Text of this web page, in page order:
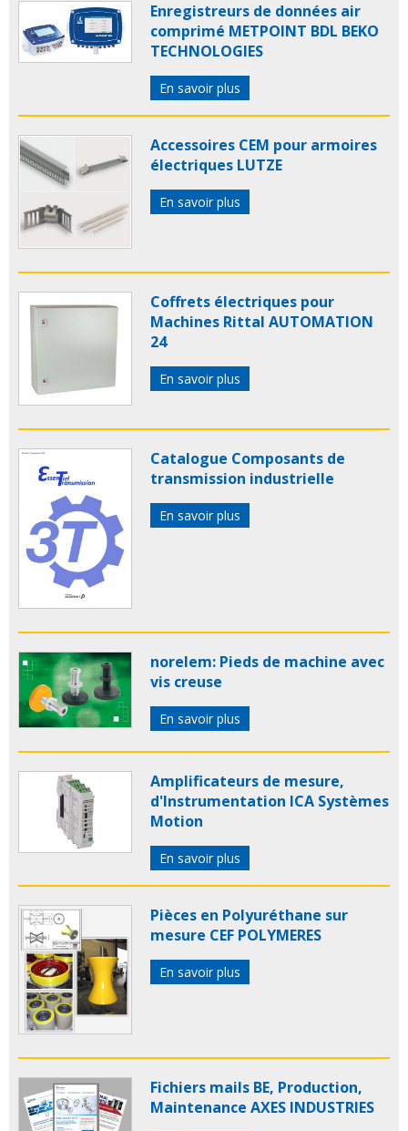
Enregistreurs de données air
comprimé METPOINT BDL BEKO
TECHNOLOGIES
En savoir plus
Accessoires CEM pour armoires
électriques LUTZE
En savoir plus
Coffrets électriques pour
Machines Rittal AUTOMATION
24
En savoir plus
Catalogue Composants de
transmission industrielle
En savoir plus
norelem: Pieds de machine avec
vis creuse
En savoir plus
Amplificateurs de mesure,
d'Instrumentation ICA Systèmes
Motion
En savoir plus
Pièces en Polyuréthane sur
mesure CEF POLYMERES
En savoir plus
Fichiers mails BE, Production,
Maintenance AXES INDUSTRIES